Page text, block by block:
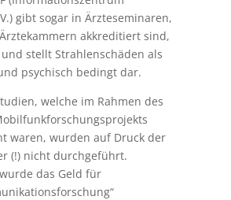
gibt sogar in Ärzteseminaren,
akkreditiert sind,
stellt Strahlenschäden als
psychisch bedingt dar.
welche im Rahmen des
waren, wurden auf Druck der
(!) nicht durchgeführt.
das Geld für